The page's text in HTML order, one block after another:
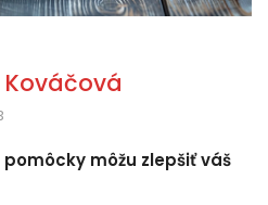
Kováčová
môžu zlepšiť váš